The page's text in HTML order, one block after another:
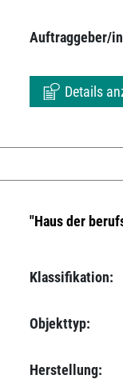
Auftraggeber/
Details
"Haus der
Klassifikation:
Objekttyp:
Herstellung: